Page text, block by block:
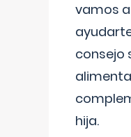
vamos
consejo
hija.